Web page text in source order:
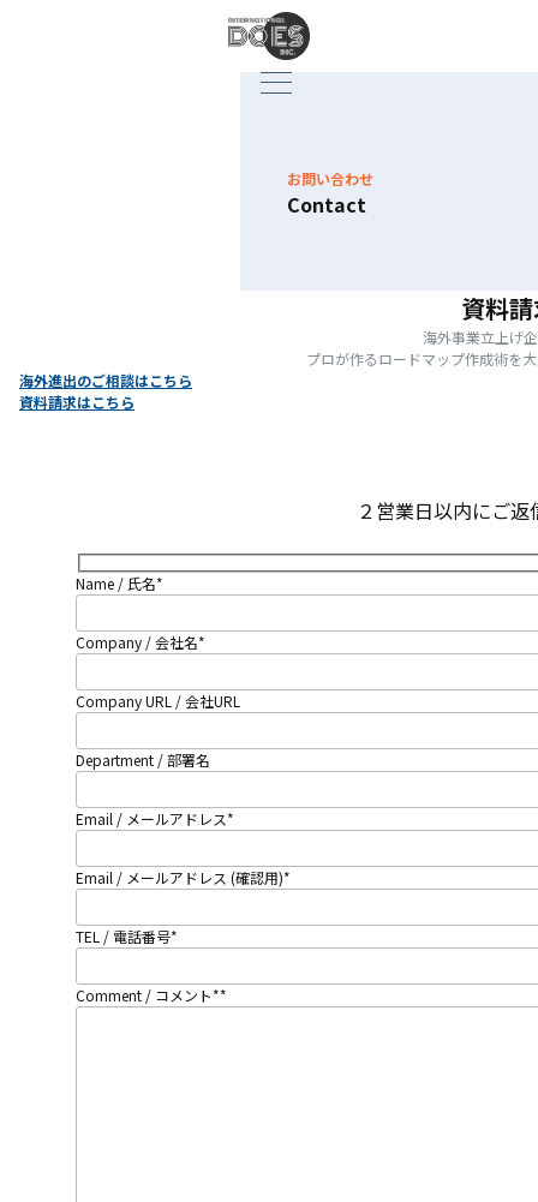
お問い合わせ
Contact
資料
海外事業立上げ
プロが作るロードマップ作成術を
海外進出のご相談はこちら
資料請求はこちら
２営業日以内にご
Name / 氏名*
Company / 会社名*
Company URL / 会社URL
Department / 部署名
Email / メールアドレス*
Email / メールアドレス (確認用)*
TEL / 電話番号*
Comment / コメント**